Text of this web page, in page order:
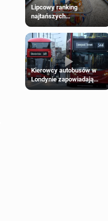
Lipcowy ranking
najtańszych
supermarketów
Kierowcy autobusów w
Londynie zapowiadają
strajki